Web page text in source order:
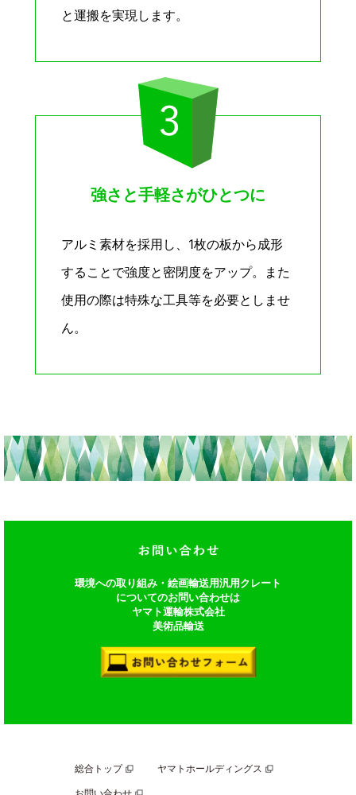
と運搬を実現します。
強さと手軽さがひとつに
アルミ素材を採用し、1枚の板から成形
することで強度と密閉度をアップ。また
使用の際は特殊な工具等を必要としませ
ん。
環境への取り組み・絵画輸送用汎用クレート
についてのお問い合わせは
ヤマト運輸株式会社
美術品輸送
総合トップ ヤマトホールディングス